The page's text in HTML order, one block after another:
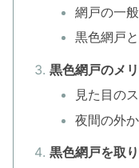
網戸の一
黒色網戸
黒色網戸のメ
見た目の
夜間の外
黒色網戸を取